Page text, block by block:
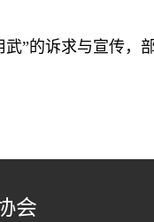
”的诉求与宣传，
会